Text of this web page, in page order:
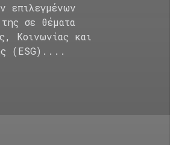
επιλεγμένων
σε θέματα
Κοινωνίας και
(ESG)....